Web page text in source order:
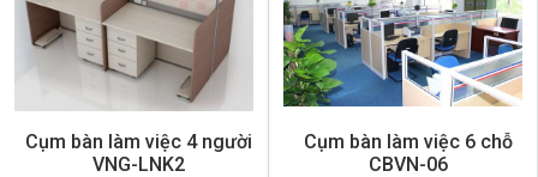
Cụm bàn làm việc 4 người
VNG-LNK2
Cụm bàn làm việc 6 chỗ
CBVN-06